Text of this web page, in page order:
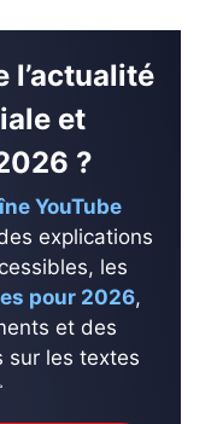
l’actualité
et
?
YouTube
explications
les
pour 2026,
et des
sur les textes